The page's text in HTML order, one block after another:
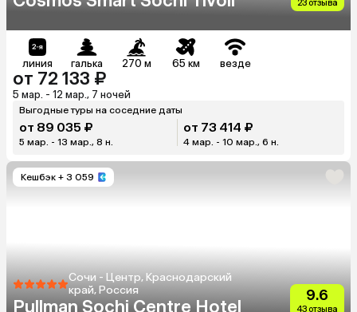
23 отзыва
линия галька 270 м 65 км везде
от 72 133 ₽
5 мар. - 12 мар., 7 ночей
Выгодные туры на соседние даты
от 89 035 ₽
5 мар. - 13 мар., 8 н.
от 73 414 ₽
4 мар. - 10 мар., 6 н.
Кешбэк + 3 059
Сочи - Центр, Краснодарский
край, Россия
Pullman Sochi Centre Hotel
9.6
43 отзыва